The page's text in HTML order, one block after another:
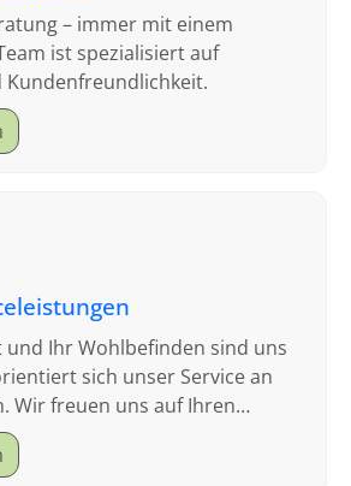
– immer mit einem
ist spezialisiert auf
Kundenfreundlichkeit.
und Ihr Wohlbefinden sind uns
sich unser Service an
Wir freuen uns auf Ihren